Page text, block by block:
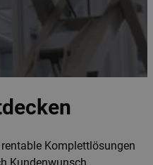
Komplettlösungen